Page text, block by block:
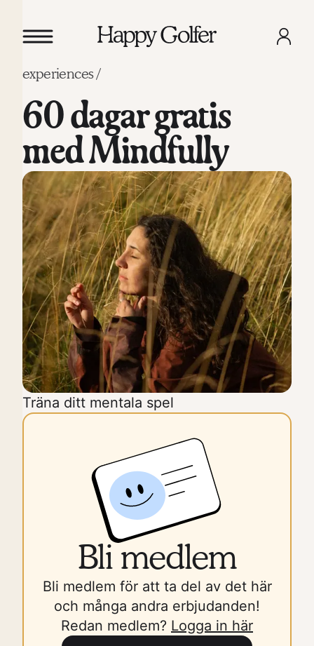
experiences /
60 dagar gratis
med Mindfully
Träna ditt mentala spel
Bli medlem
Bli medlem för att ta del av det här
och många andra erbjudanden!
Redan medlem? Logga in här